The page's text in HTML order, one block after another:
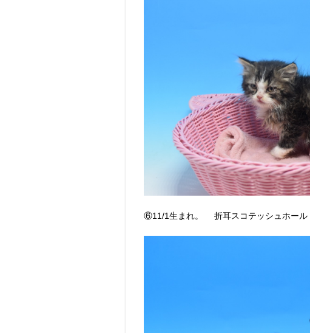
⑥11/1生まれ。 折耳スコテッシュホー